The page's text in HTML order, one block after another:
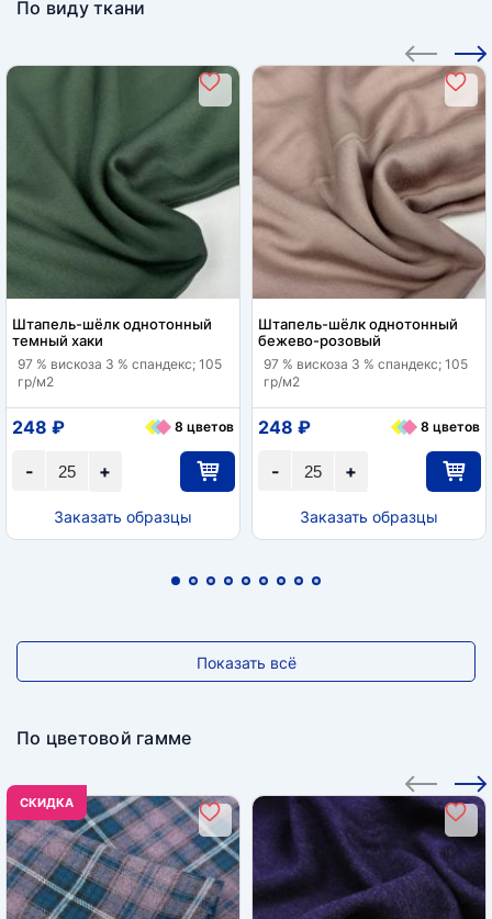
По виду ткани
Штапель-шёлк однотонный
темный хаки
97 % вискоза 3 % спандекс; 105
гр/м2
+
-
248 ₽ 8 цветов
Заказать образцы
Штапель-шёлк однотонный
бежево-розовый
97 % вискоза 3 % спандекс; 105
гр/м2
+
-
248 ₽ 8 цветов
Заказать образцы
Показать всё
По цветовой гамме
CКИДКА